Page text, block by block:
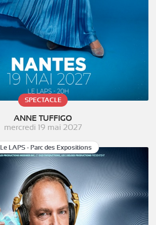
SPECTACLE
ANNE TUFFIGO
mercredi 19 mai 2027
Le LAPS - Parc des Expositions